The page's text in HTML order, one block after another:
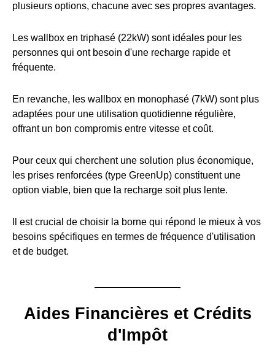
plusieurs options, chacune avec ses propres avantages.
Les wallbox en triphasé (22kW) sont idéales pour les
personnes qui ont besoin d'une recharge rapide et
fréquente.
En revanche, les wallbox en monophasé (7kW) sont plus
adaptées pour une utilisation quotidienne régulière,
offrant un bon compromis entre vitesse et coût.
Pour ceux qui cherchent une solution plus économique,
les prises renforcées (type GreenUp) constituent une
option viable, bien que la recharge soit plus lente.
Il est crucial de choisir la borne qui répond le mieux à vos
besoins spécifiques en termes de fréquence d'utilisation
et de budget.
Aides Financières et Crédits
d'Impôt